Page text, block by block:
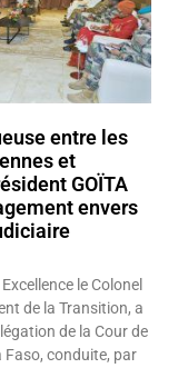
entre les
et
GOÏTA
envers
le Colonel
de la Transition, a
de la Cour de
conduite, par